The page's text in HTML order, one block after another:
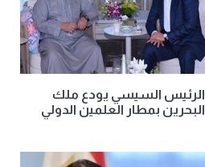
الرئيس السيسي يودع ملك
البحرين بمطار العلمين الدولي